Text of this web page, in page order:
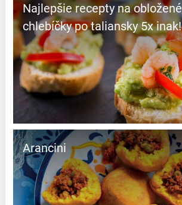
Najlepšie recepty na obložené chrumkavé
chlebíčky po taliansky 5x inak!
Arancini